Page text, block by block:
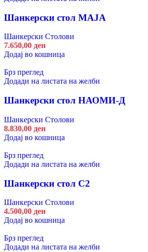
Шанкерски стол МАЈА
Шанкерски Столови
7.650,00 ден
Додај во кошница
Брз преглед
Додади на листата на желби
Шанкерски стол НАОМИ-Д
Шанкерски Столови
8.830,00 ден
Додај во кошница
Брз преглед
Додади на листата на желби
Шанкерски стол С2
Шанкерски Столови
4.500,00 ден
Додај во кошница
Брз преглед
Додади на листата на желби